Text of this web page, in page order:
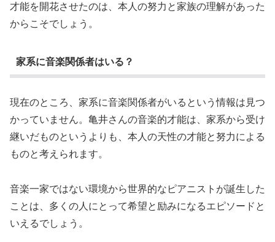
才能を開花させたのは、本人の努力と家族の理解があった
からこそでしょう。
家系に音楽関係者はいる？
現在のところ、家系に音楽関係者がいるという情報は見つ
かっていません。亀井さんの音楽的才能は、家系から受け
継いだものというよりも、本人の天性の才能と努力による
ものと考えられます。
音楽一家ではない環境から世界的なピアニストが誕生した
ことは、多くの人にとって希望と励みになるエピソードと
いえるでしょう。